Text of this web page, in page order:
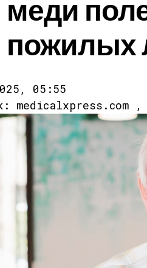
меди
пожилых
05:55
medicalxpress.com